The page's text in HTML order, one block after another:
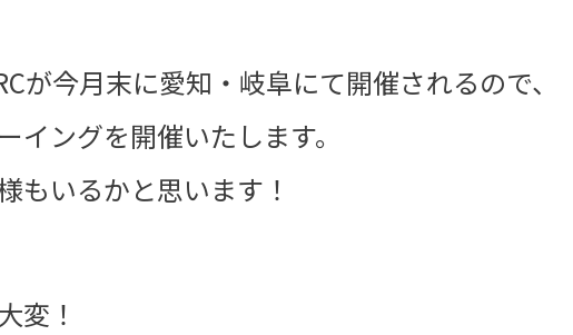
が今月末に愛知・岐阜にて開催されるので、
イングを開催いたします。
もいるかと思います！
変！